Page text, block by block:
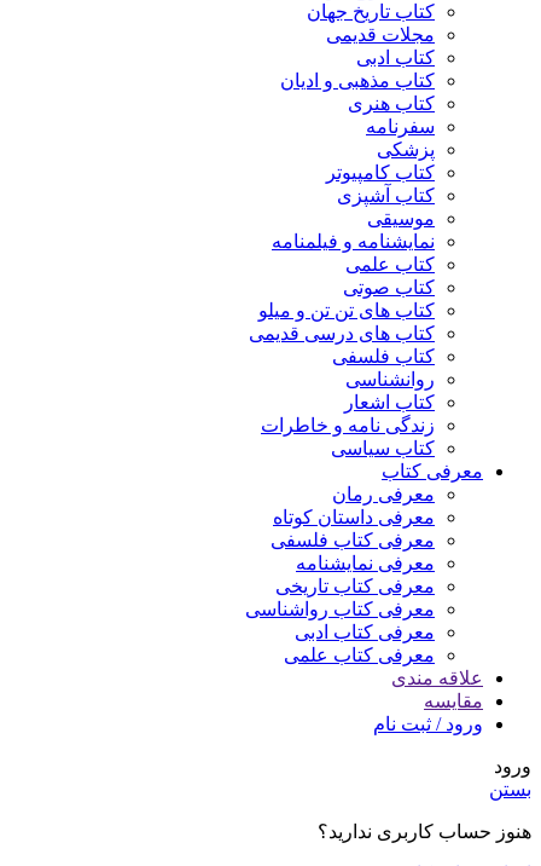
کتاب تاریخ جهان
مجلات قدیمی
کتاب ادبی
کتاب مذهبی و ادیان
کتاب هنری
سفرنامه
پزشکی
کتاب کامپیوتر
کتاب آشپزی
موسیقی
نمایشنامه و فیلمنامه
کتاب علمی
کتاب صوتی
کتاب های تن تن و میلو
کتاب های درسی قدیمی
کتاب فلسفی
روانشناسی
کتاب اشعار
زندگی نامه و خاطرات
کتاب سیاسی
معرفی کتاب
معرفی رمان
معرفی داستان کوتاه
معرفی کتاب فلسفی
معرفی نمایشنامه
معرفی کتاب تاریخی
معرفی کتاب رواشناسی
معرفی کتاب ادبی
معرفی کتاب علمی
علاقه مندی
مقایسه
ورود / ثبت نام
ورود
بستن
هنوز حساب کاربری ندارید؟